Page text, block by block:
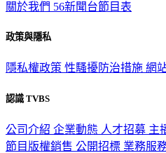
關於我們 56新聞台節目表
政策與隱私
隱私權政策 性騷擾防治措施 網
認識 TVBS
公司介紹 企業動態 人才招募 主
節目版權銷售 公開招標 業務服